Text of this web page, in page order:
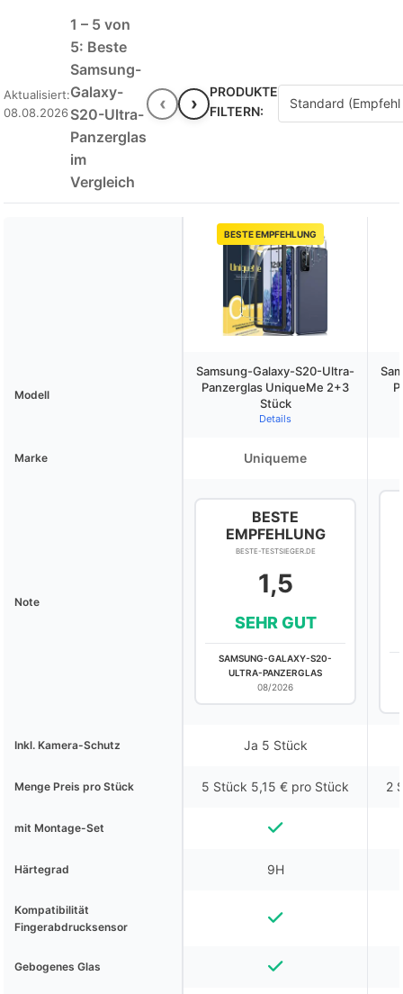
Aktualisiert:
08.08.2026
1 – 5 von
5: Beste
Samsung-
Galaxy-
S20-Ultra-
Panzerglas
im
Vergleich
‹ ›
PRODUKTE
FILTERN:
BESTE EMPFEHLUNG
Modell
Samsung-Galaxy-S20-Ultra-
Panzerglas UniqueMe 2+3
Stück
Details
Marke Uniqueme
Note
BESTE
EMPFEHLUNG
BESTE-TESTSIEGER.DE
1,5
SEHR GUT
SAMSUNG-GALAXY-S20-
ULTRA-PANZERGLAS
08/2026
Inkl. Kamera-Schutz Ja 5 Stück
Menge Preis pro Stück 5 Stück 5,15 € pro Stück 2
mit Montage-Set
Härtegrad 9H
Kompatibilität
Fingerabdrucksensor
Gebogenes Glas